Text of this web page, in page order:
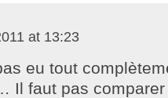
at 13:23
eu tout
Il faut pas